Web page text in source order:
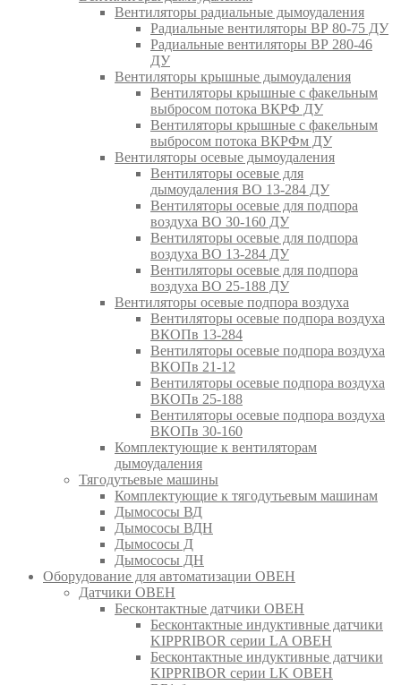
Вентиляторы радиальные дымоудаления
Радиальные вентиляторы ВР 80-75 ДУ
Радиальные вентиляторы ВР 280-46
ДУ
Вентиляторы крышные дымоудаления
Вентиляторы крышные с факельным
выбросом потока ВКРФ ДУ
Вентиляторы крышные с факельным
выбросом потока ВКРФм ДУ
Вентиляторы осевые дымоудаления
Вентиляторы осевые для
дымоудаления ВО 13-284 ДУ
Вентиляторы осевые для подпора
воздуха ВО 30-160 ДУ
Вентиляторы осевые для подпора
воздуха ВО 13-284 ДУ
Вентиляторы осевые для подпора
воздуха ВО 25-188 ДУ
Вентиляторы осевые подпора воздуха
Вентиляторы осевые подпора воздуха
ВКОПв 13-284
Вентиляторы осевые подпора воздуха
ВКОПв 21-12
Вентиляторы осевые подпора воздуха
ВКОПв 25-188
Вентиляторы осевые подпора воздуха
ВКОПв 30-160
Комплектующие к вентиляторам
дымоудаления
Тягодутьевые машины
Комплектующие к тягодутьевым машинам
Дымососы ВД
Дымососы ВДН
Дымососы Д
Дымососы ДН
Оборудование для автоматизации ОВЕН
Датчики ОВЕН
Бесконтактные датчики ОВЕН
Бесконтактные индуктивные датчики
KIPPRIBOR серии LA ОВЕН
Бесконтактные индуктивные датчики
KIPPRIBOR серии LK ОВЕН